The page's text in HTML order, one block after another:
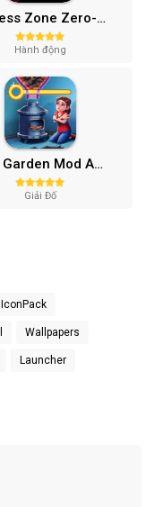
Zenless Zone Zero-Gamota Mod APK 1.0.0
Hành động
Lily’s Garden Mod APK (Vô Hạn Tiền, Sao) v2.95.1
Giải Đố
IconPack
Wallpapers
Launcher